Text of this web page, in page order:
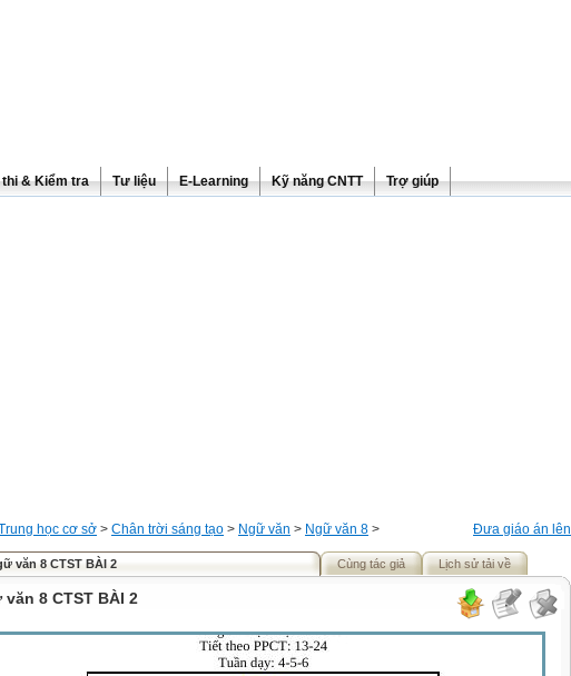
& Kiểm tra Tư liệu E-Learning Kỹ năng CNTT Trợ giúp
Đưa giáo án lên
học cơ sở > Chân trời sáng tạo > Ngữ văn > Ngữ văn 8 >
văn 8 CTST BÀI 2 Cùng tác giả Lịch sử tải về
văn 8 CTST BÀI 2